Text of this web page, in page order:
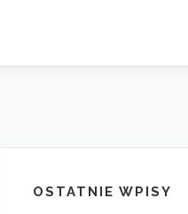
OSTATNIE WPISY